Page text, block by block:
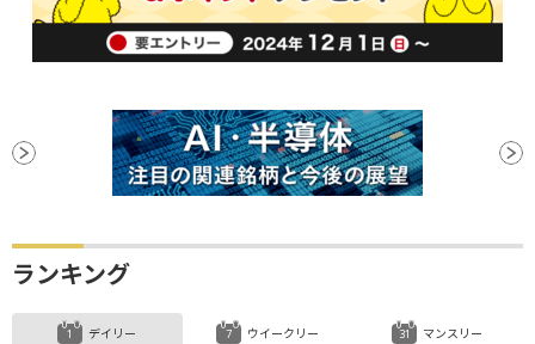
ランキング
デイリー ウイークリー マンスリー